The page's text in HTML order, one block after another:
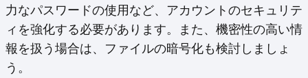
力なパスワードの使用など、アカウントのセキュリテ
ィを強化する必要があります。また、機密性の高い情
報を扱う場合は、ファイルの暗号化も検討しましょ
う。